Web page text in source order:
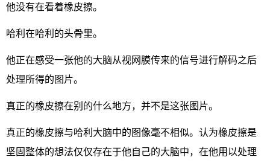
他没有在看着橡皮擦。
哈利在哈利的头骨里。
他正在感受一张他的大脑从视网膜传来的信号进行解码之后
处理所得的图片。
真正的橡皮擦在别的什么地方，并不是这张图片。
真正的橡皮擦与哈利大脑中的图像毫不相似。认为橡皮擦是
坚固整体的想法仅仅存在于他自己的大脑中，在他用以处理